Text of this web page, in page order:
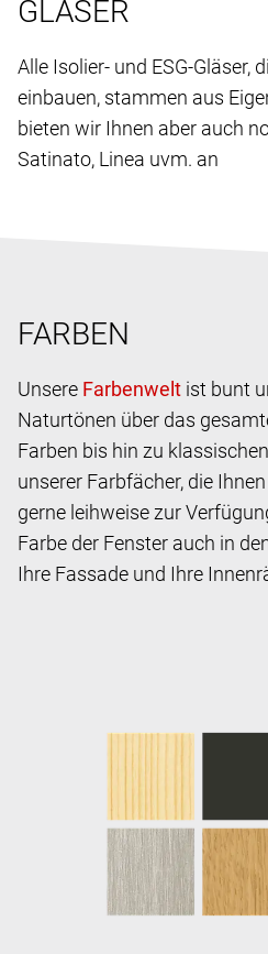
GLÄSER
Alle Isolier- und ESG-Gläser,
einbauen, stammen aus
bieten wir Ihnen aber auch
Satinato, Linea uvm. an
FARBEN
Unsere
ist bunt
Naturtönen über das
Farben bis hin zu
unserer Farbfächer, die
gerne leihweise zur
Farbe der Fenster auch in
Ihre Fassade und Ihre